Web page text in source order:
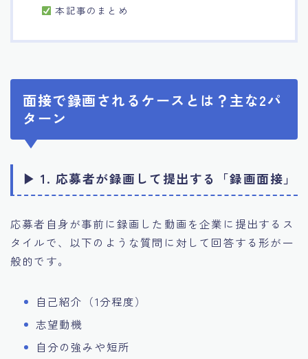
本記事のまとめ
面接で録画されるケースとは？主な2パ
ターン
▶ 1. 応募者が録画して提出する「録画面接」
応募者自身が事前に録画した動画を企業に提出するス
タイルで、以下のような質問に対して回答する形が一
般的です。
自己紹介（1分程度）
志望動機
自分の強みや短所